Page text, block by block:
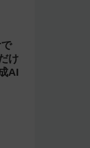
け
AI